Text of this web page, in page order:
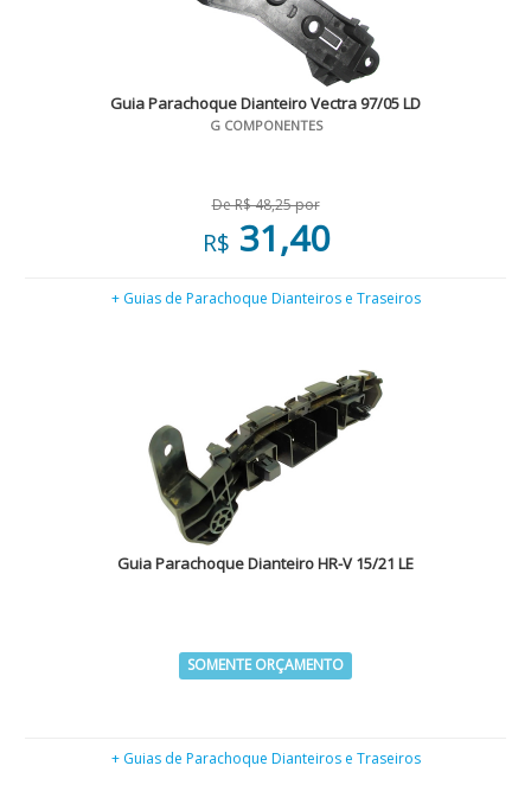
Guia Parachoque Dianteiro Vectra 97/05 LD
G COMPONENTES
De R$ 48,25 por
R$ 31,40
+ Guias de Parachoque Dianteiros e Traseiros
Guia Parachoque Dianteiro HR-V 15/21 LE
SOMENTE ORÇAMENTO
+ Guias de Parachoque Dianteiros e Traseiros